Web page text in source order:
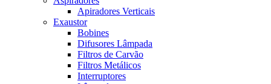
Apiradores Verticais
Exaustor
Bobines
Difusores Lâmpada
Filtros de Carvão
Filtros Metálicos
Interruptores